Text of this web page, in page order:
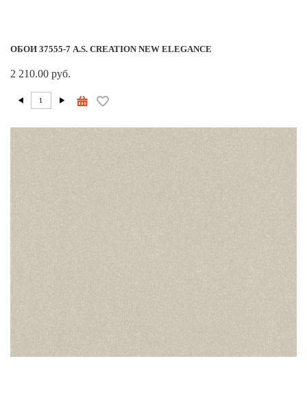
ОБОИ 37555-7 A.S. CREATION NEW ELEGANCE
2 210.00 руб.